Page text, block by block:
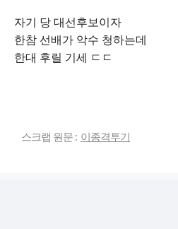
자기 당 대선후보이자
한참 선배가 악수 청하는데
한대 후릴 기세 ㄷㄷ
스크랩 원문 : 이종격투기